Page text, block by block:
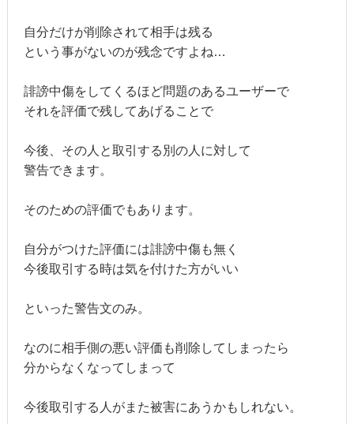
自分だけが削除されて相手は残る
という事がないのが残念ですよね…
誹謗中傷をしてくるほど問題のあるユーザーで
それを評価で残してあげることで
今後、その人と取引する別の人に対して
警告できます。
そのための評価でもあります。
自分がつけた評価には誹謗中傷も無く
今後取引する時は気を付けた方がいい
といった警告文のみ。
なのに相手側の悪い評価も削除してしまったら
分からなくなってしまって
今後取引する人がまた被害にあうかもしれない。